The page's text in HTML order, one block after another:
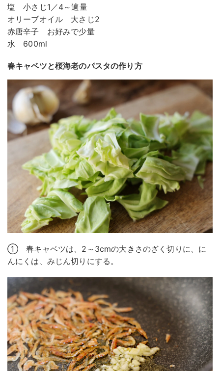
塩 小さじ1／4～適量
オリーブオイル 大さじ2
赤唐辛子 お好みで少量
水 600ml
春キャベツと桜海老のパスタの作り方
① 春キャベツは、2～3cmの大きさのざく切りに、に
んにくは、みじん切りにする。